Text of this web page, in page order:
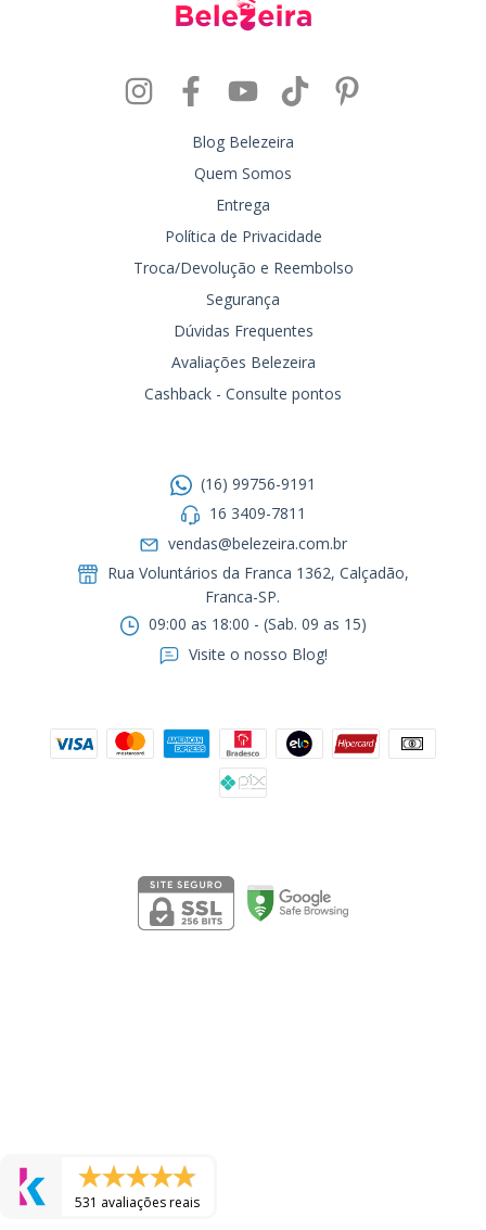
Blog Belezeira
Quem Somos
Entrega
Política de Privacidade
Troca/Devolução e Reembolso
Segurança
Dúvidas Frequentes
Avaliações Belezeira
Cashback - Consulte pontos
(16) 99756-9191
16 3409-7811
vendas@belezeira.com.br
Rua Voluntários da Franca 1362, Calçadão,
Franca-SP.ㅤㅤㅤㅤㅤㅤㅤㅤㅤㅤㅤ
09:00 as 18:00 - (Sab. 09 as 15)
Visite o nosso Blog!
531 avaliações reais